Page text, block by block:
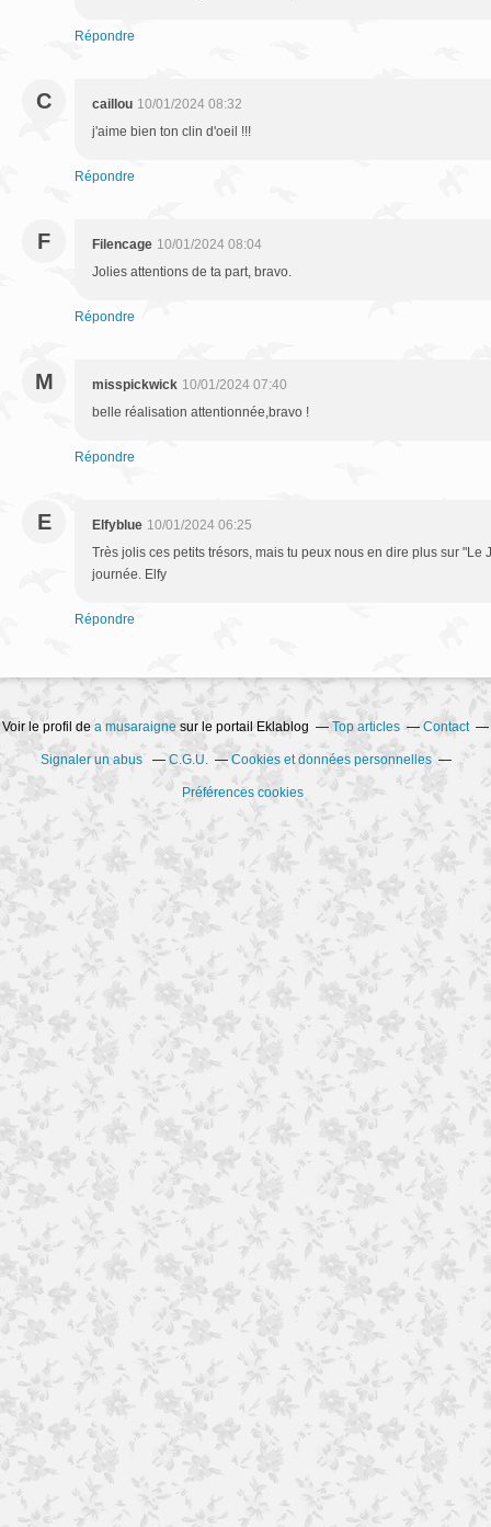
Répondre
C caillou 10/01/2024 08:32
j'aime bien ton clin d'oeil !!!
Répondre
F Filencage 10/01/2024 08:04
Jolies attentions de ta part, bravo.
Répondre
M misspickwick 10/01/2024 07:40
belle réalisation attentionnée,bravo !
Répondre
E Elfyblue 10/01/2024 06:25
Très jolis ces petits trésors, mais tu peux nous en dire plus sur "Le
journée. Elfy
Répondre
Voir le profil de a musaraigne sur le portail Eklablog Top articles Contact
Signaler un abus C.G.U. Cookies et données personnelles
Préférences cookies